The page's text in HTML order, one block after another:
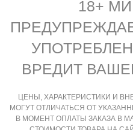
18+
ВРЕДИТ
ЦЕНЫ, ХАРАКТЕРИСТИКИ И
МОГУТ ОТЛИЧАТЬСЯ ОТ
В МОМЕНТ ОПЛАТЫ ЗАКАЗА В